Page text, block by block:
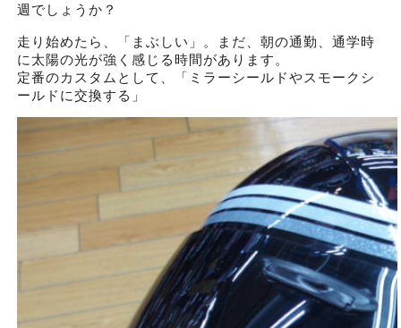
週でしょうか？
走り始めたら、「まぶしい」。まだ、朝の通勤、通学時
に太陽の光が強く感じる時間があります。
定番のカスタムとして、「ミラーシールドやスモークシ
ールドに交換する」